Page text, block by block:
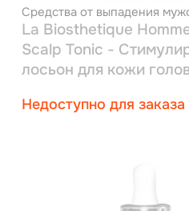
Средства от выпадения
La Biosthetique
Scalp Tonic -
лосьон для кожи
Недоступно для заказа